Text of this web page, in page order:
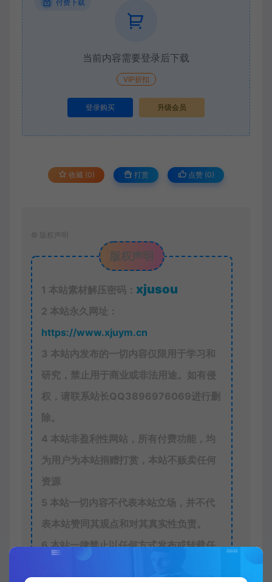
付费下载
当前内容需要登录后下载
VIP折扣
登录购买 升级会员
收藏 (0) 打赏 点赞 (0)
© 版权声明
版权声明
1 本站素材解压密码： xjusou
2 本站永久网址：
https://www.xjuym.cn
3 本站内发布的一切内容仅限用于学习和
研究，禁止用于商业或非法用途。如有侵
权，请联系站长QQ3896976069 进行删
除。
4 本站非盈利性网站，所有付费功能，均
为用户为本站捐赠打赏，本站不贩卖任何
资源
5 本站一切内容不代表本站立场，并不代
表本站赞同其观点和对其真实性负责。
6本站一律禁止以任何方式发布或转载任